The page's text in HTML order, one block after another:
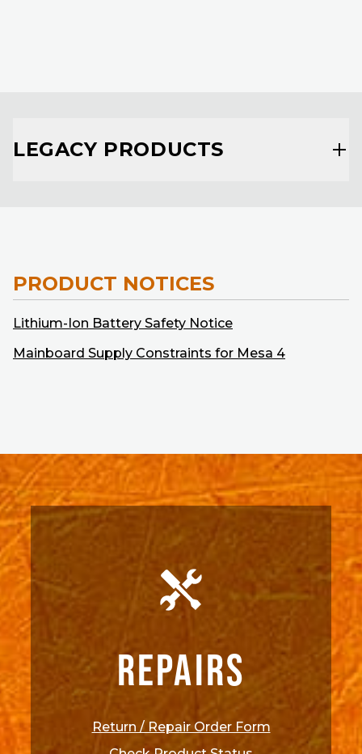
LEGACY PRODUCTS
PRODUCT NOTICES
Lithium-Ion Battery Safety Notice
Mainboard Supply Constraints for Mesa 4
REPAIRS
Return / Repair Order Form